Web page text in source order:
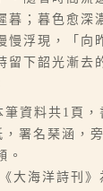
暮；暮色愈深
慢浮現，「向
留下韶光漸去
筆資料共1頁，
署名琹涵，
。
大海洋詩刊》